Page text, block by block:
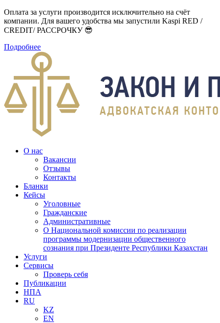
Оплата за услуги производится исключительно на счёт
компании. Для вашего удобства мы запустили Kaspi RED /
CREDIT/ РАССРОЧКУ 😎
Подробнее
О нас
Вакансии
Отзывы
Контакты
Бланки
Кейсы
Уголовные
Гражданские
Административные
О Национальной комиссии по реализации
программы модернизации общественного
сознания при Президенте Республики Казахстан
Услуги
Сервисы
Проверь себя
Публикации
НПА
RU
KZ
EN